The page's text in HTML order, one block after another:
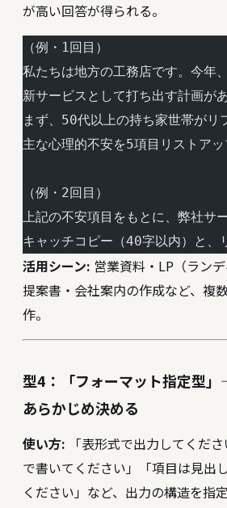
が高い回答が得られる。
（例・1回目）
私たちは地方の工務店です。今年
新サービスとして打ち出す計画があ
まず、50代以上の持ち家世帯がリ
主な心理的不安を5項目リストアッ
（例・2回目）
上記の不安項目をもとに、弊社サ
キャッチコピー（40字以内）と
活用シーン: 営業資料・LP（ラン
提案書・会社案内の作成など、複
作。
型4：「フォーマット指定型
あらかじめ決める
使い方: 「表形式で出力してくだ
で書いてください」「項目は見出
ください」など、出力の構造を指定